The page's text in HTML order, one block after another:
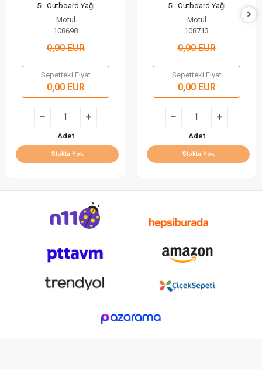
5L Outboard Yağı
Motul
108698
0,00 EUR
Sepetteki Fiyat
0,00 EUR
Adet
Stokta Yok
5L Outboard Yağı
Motul
108713
0,00 EUR
Sepetteki Fiyat
0,00 EUR
Adet
Stokta Yok